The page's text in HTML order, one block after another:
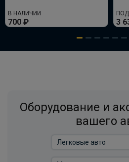
В корзину
В НАЛИЧИИ
700 ₽ 3
Оборудование и
вашего